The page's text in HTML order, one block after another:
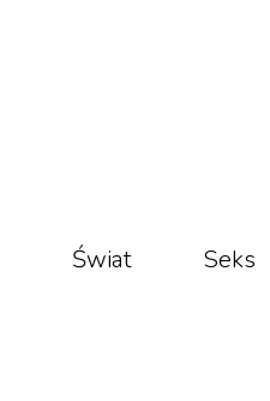
Świat Seks